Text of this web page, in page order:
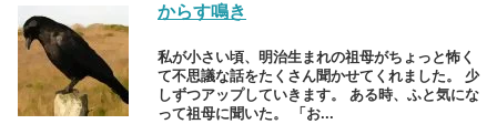
からす鳴き
私が小さい頃、明治生まれの祖母がちょっと怖く
て不思議な話をたくさん聞かせてくれました。 少
しずつアップしていきます。 ある時、ふと気にな
って祖母に聞いた。 「お...